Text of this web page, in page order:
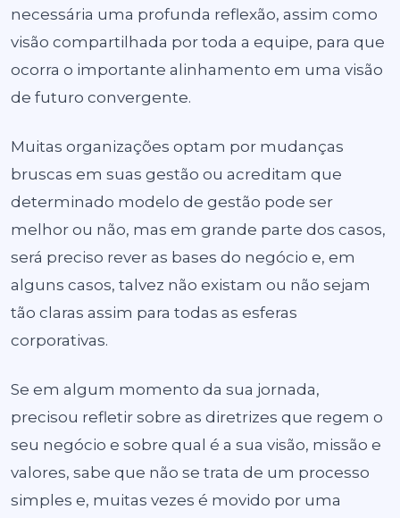
necessária uma profunda reflexão, assim como
visão compartilhada por toda a equipe, para que
ocorra o importante alinhamento em uma visão
de futuro convergente.
Muitas organizações optam por mudanças
bruscas em suas gestão ou acreditam que
determinado modelo de gestão pode ser
melhor ou não, mas em grande parte dos casos,
será preciso rever as bases do negócio e, em
alguns casos, talvez não existam ou não sejam
tão claras assim para todas as esferas
corporativas.
Se em algum momento da sua jornada,
precisou refletir sobre as diretrizes que regem o
seu negócio e sobre qual é a sua visão, missão e
valores, sabe que não se trata de um processo
simples e, muitas vezes é movido por uma